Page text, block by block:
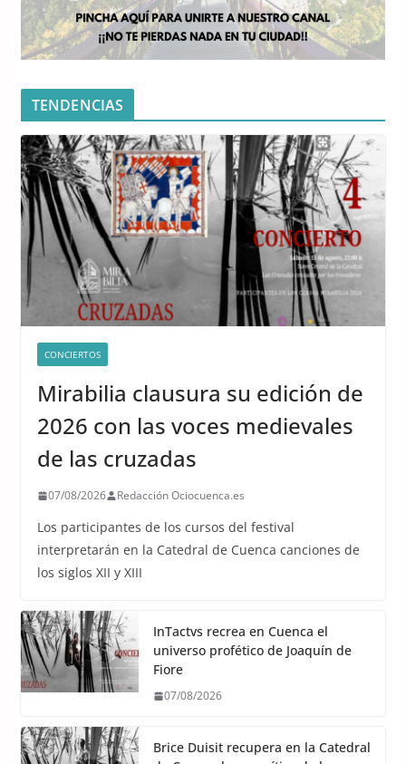
TENDENCIAS
CONCIERTOS
Mirabilia clausura su edición de
2026 con las voces medievales
de las cruzadas
07/08/2026 Redacción Ociocuenca.es
Los participantes de los cursos del festival
interpretarán en la Catedral de Cuenca canciones de
los siglos XII y XIII
InTactvs recrea en Cuenca el
universo profético de Joaquín de
Fiore
07/08/2026
Brice Duisit recupera en la Catedral